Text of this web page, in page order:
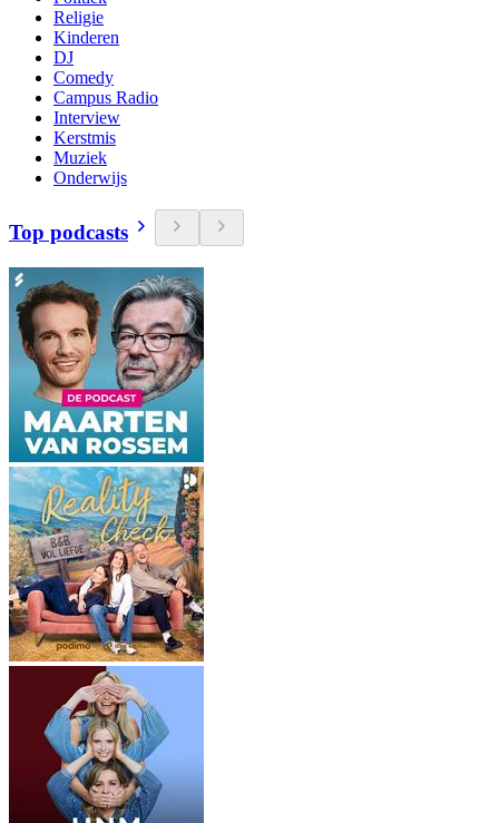
Religie
Kinderen
DJ
Comedy
Campus Radio
Interview
Kerstmis
Muziek
Onderwijs
Top podcasts